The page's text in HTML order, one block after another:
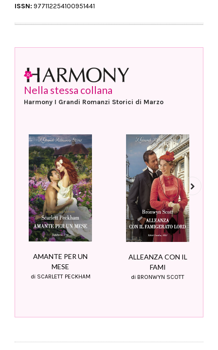
ISSN: 977112254100951441
Nella stessa collana
Harmony I Grandi Romanzi Storici di Marzo
AMANTE PER UN
MESE
di SCARLETT PECKHAM
ALLEANZA CON IL
FAMI
di BRONWYN SCOTT
Next